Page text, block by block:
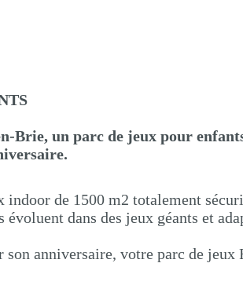
Brie, un parc de jeux pour
indoor de 1500 m2 totalement
dans des jeux géants et
son anniversaire, votre parc de jeux